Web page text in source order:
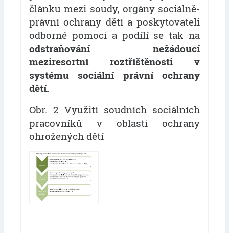
článku mezi soudy, orgány sociálně-
právní ochrany dětí a poskytovateli
odborné pomoci a podílí se tak na
odstraňování nežádoucí
meziresortní roztříštěnosti v
systému sociální právní ochrany
dětí.
Obr. 2 Využití soudních sociálních
pracovníků v oblasti ochrany
ohrožených dětí